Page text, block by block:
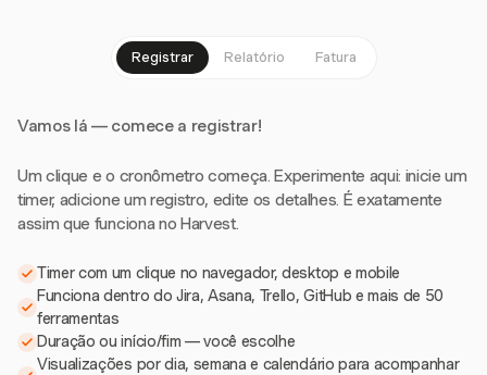
Registrar Relatório Fatura
Vamos lá — comece a registrar!
Um clique e o cronômetro começa. Experimente aqui: inicie um
timer, adicione um registro, edite os detalhes. É exatamente
assim que funciona no Harvest.
Timer com um clique no navegador, desktop e mobile
Funciona dentro do Jira, Asana, Trello, GitHub e mais de 50
ferramentas
Duração ou início/fim — você escolhe
Visualizações por dia, semana e calendário para acompanhar